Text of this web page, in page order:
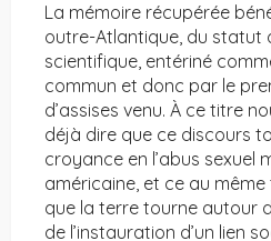
La mémoire récupérée
outre-Atlantique, du statut
scientifique, entériné
commun et donc par le
d’assises venu. À ce titre
déjà dire que ce discours
croyance en l’abus sexuel
américaine, et ce au
que la terre tourne autour
de l’instauration d’un lien